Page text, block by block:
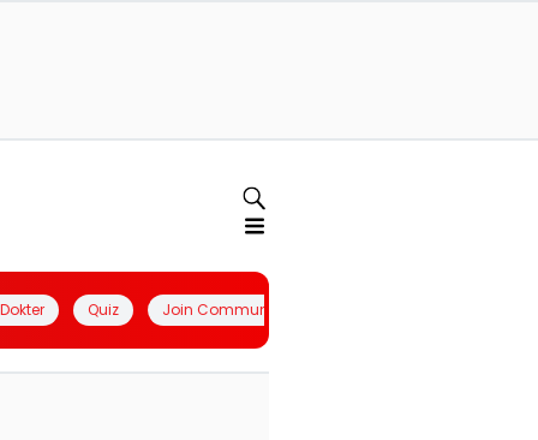
Quiz Join Community